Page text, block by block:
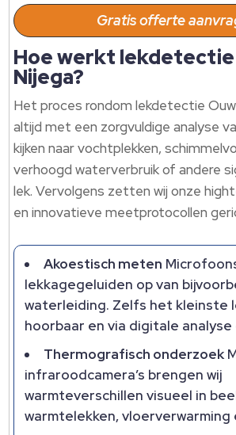
Gratis offerte
Hoe werkt
Nijega?
Het proces rondom lekdetectie
altijd met een zorgvuldige analyse
kijken naar vochtplekken,
verhoogd waterverbruik of andere
lek.​ Vervolgens zetten wij onze
en innovatieve meetprotocollen
Akoestisch meten
lekkagegeluiden op van
waterleiding.​ Zelfs het kleinste
hoorbaar en via digitale
Thermografisch onderzoek
infraroodcamera’s brengen wij
warmteverschillen visueel in
warmtelekken,